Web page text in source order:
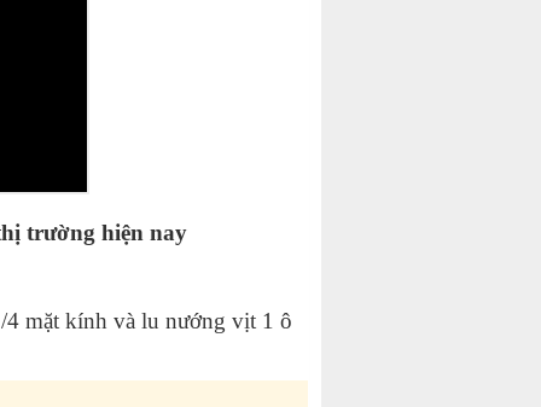
trường hiện nay
mặt kính và lu nướng vịt 1 ô